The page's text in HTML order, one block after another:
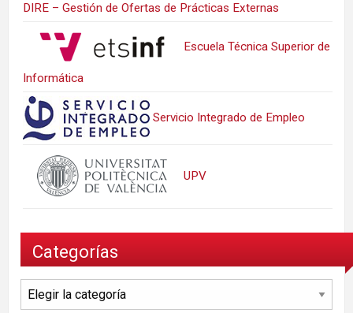
DIRE – Gestión de Ofertas de Prácticas Externas
Escuela Técnica Superior de
Informática
Servicio Integrado de Empleo
UPV
Categorías
Categorías